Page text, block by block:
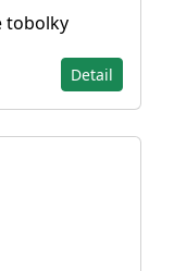
tobolky
Detail